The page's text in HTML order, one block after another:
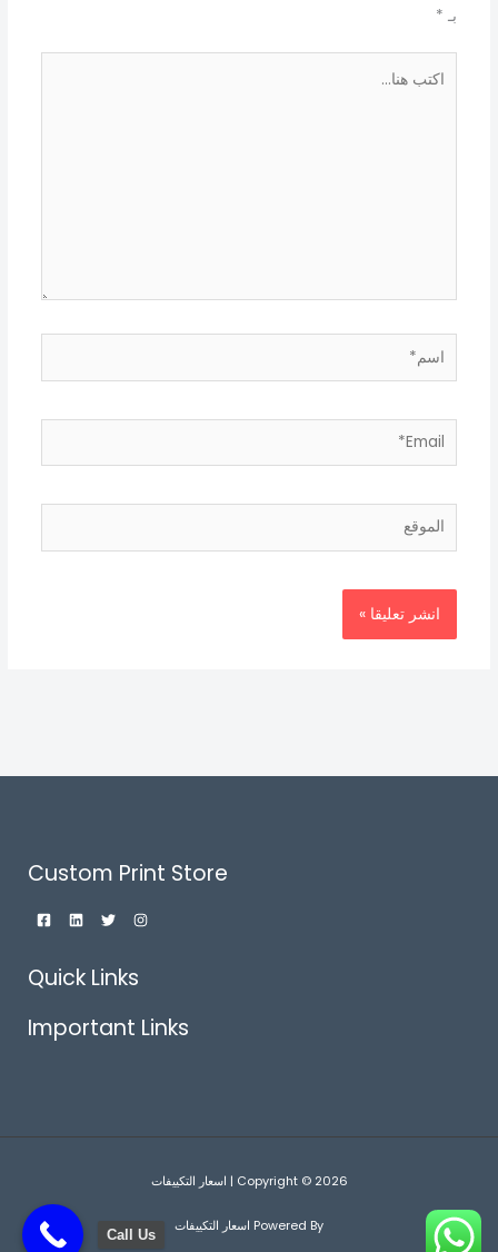
بـ *
اسم*
Email*
الموقع
Custom Print Store
Quick Links
Important Links
Copyright © 2026 | اسعار التكييفات
Powered By اسعار التكييفات
Call Us